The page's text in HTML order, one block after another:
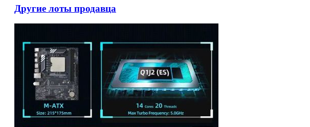
Другие лоты продавца